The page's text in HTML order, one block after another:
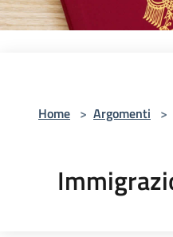
Home > Argomenti >